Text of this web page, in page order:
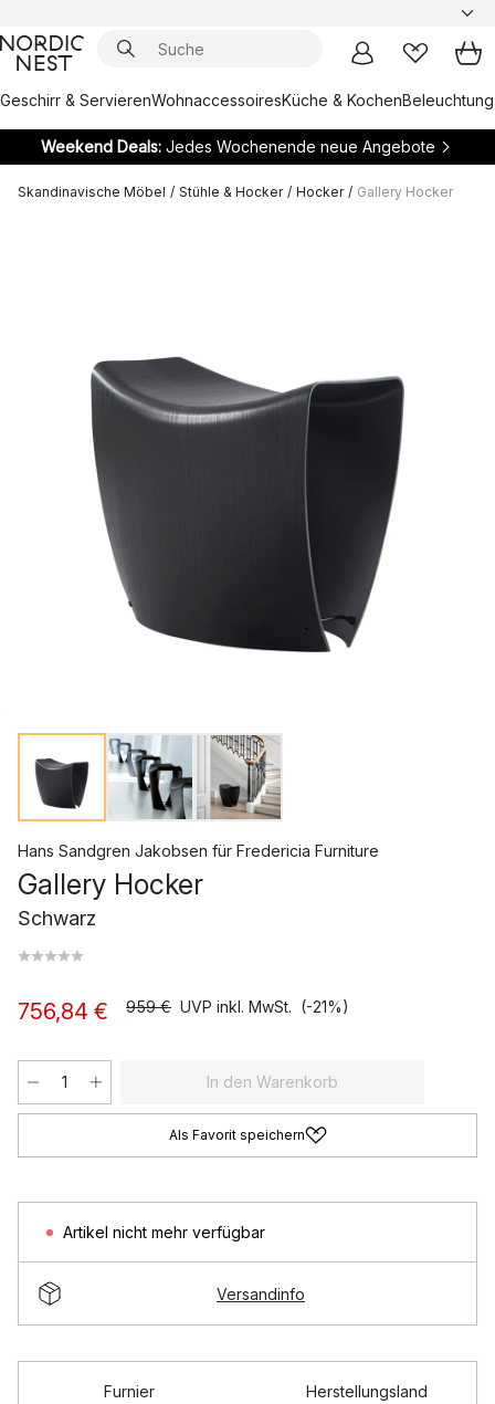
Geschirr & ServierenWohnaccessoiresKüche & KochenBeleuchtung
Weekend Deals:Jedes Wochenende neue Angebote
Skandinavische Möbel / Stühle & Hocker / Hocker / Gallery Hocker
Hans Sandgren Jakobsen für Fredericia Furniture
Gallery Hocker
Schwarz
756,84 € 959 € UVP inkl. MwSt. (-21%)
In den Warenkorb
Als Favorit speichern
Artikel nicht mehr verfügbar
Versandinfo
Furnier
Herstellungsland